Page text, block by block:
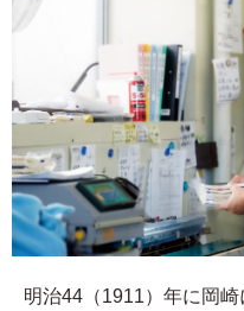
明治44（1911）年に岡